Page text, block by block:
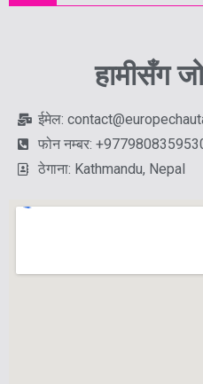
हामीसँग
ईमेल:
फोन नम्बर:
ठेगाना: Kathmandu, Nepal